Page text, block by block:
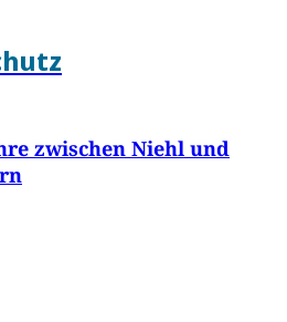
zwischen Niehl und